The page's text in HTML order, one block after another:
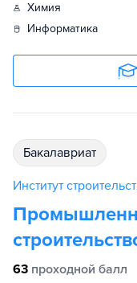
химия
информатика
бакалавриат
Институт
63 проходной балл